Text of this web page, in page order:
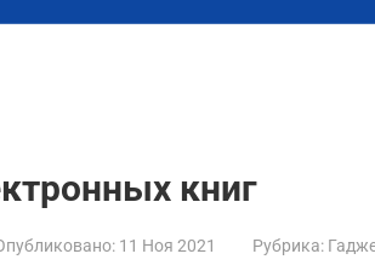
книг
11 Ноя 2021 Рубрика: